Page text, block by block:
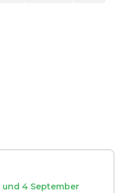
und 4 September